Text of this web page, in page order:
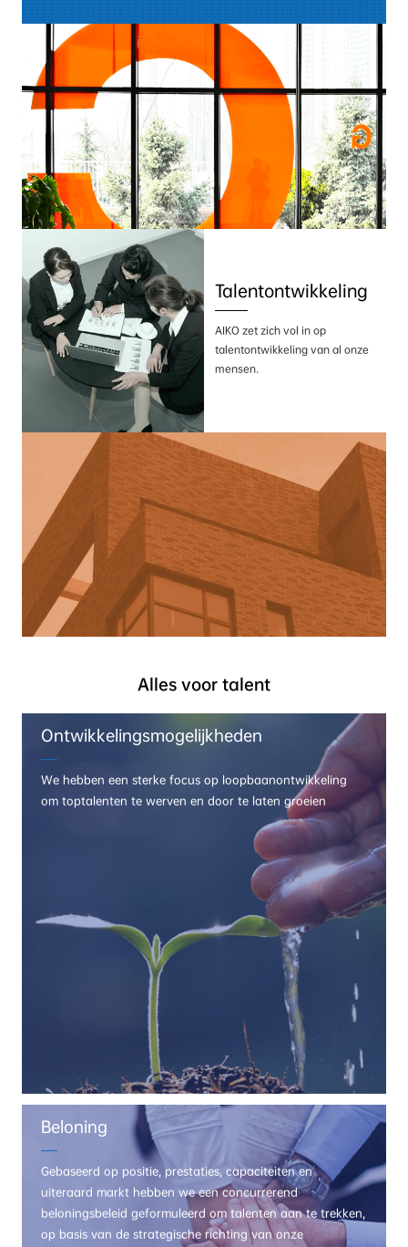
Talentontwikkeling
AIKO zet zich vol in op
talentontwikkeling van al onze
mensen.
Alles voor talent
Ontwikkelingsmogelijkheden
We hebben een sterke focus op loopbaanontwikkeling
om toptalenten te werven en door te laten groeien
Beloning
Gebaseerd op positie, prestaties, capaciteiten en
uiteraard markt hebben we een concurrerend
beloningsbeleid geformuleerd om talenten aan te trekken,
op basis van de strategische richting van onze